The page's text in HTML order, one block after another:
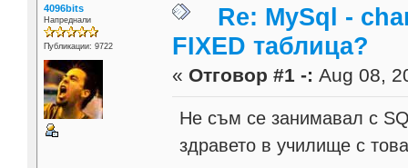
4096bits
Напреднали
Публикации: 9722
Re: MySql -
FIXED таблица?
« Отговор #1 -: Aug 08,
Не съм се занимавал с
здравето в училище с